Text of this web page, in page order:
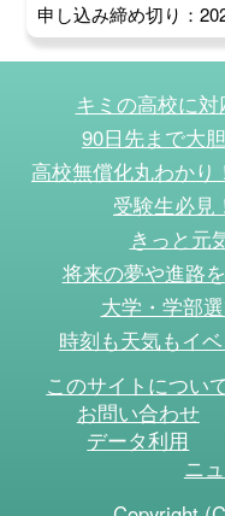
申し込み締め切り：
キミの高校に
90日先まで大
高校無償化丸わかり
受験生必見
きっと元
将来の夢や進路
大学・学部
時刻も天気もイ
このサイトについ
お問い合わせ
データ利用
ニ